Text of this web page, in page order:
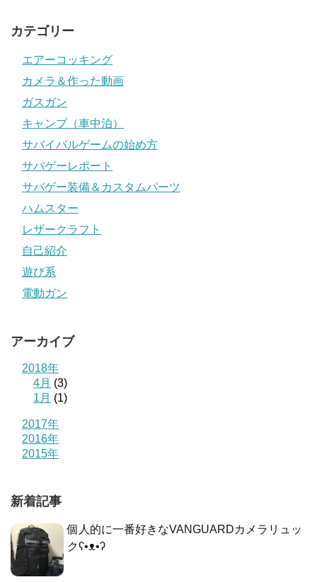
カテゴリー
エアーコッキング
カメラ＆作った動画
ガスガン
キャンプ（車中泊）
サバイバルゲームの始め方
サバゲーレポート
サバゲー装備＆カスタムパーツ
ハムスター
レザークラフト
自己紹介
遊び系
電動ガン
アーカイブ
2018年
4月 (3)
1月 (1)
2017年
2016年
2015年
新着記事
個人的に一番好きなVANGUARDカメラリュッ
クʕ•ᴥ•ʔ